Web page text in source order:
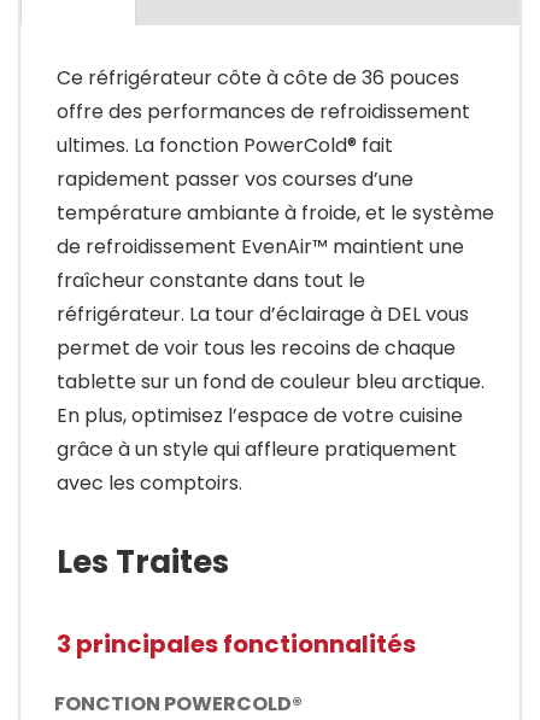
Ce réfrigérateur côte à côte de 36 pouces
offre des performances de refroidissement
ultimes. La fonction PowerCold® fait
rapidement passer vos courses d’une
température ambiante à froide, et le système
de refroidissement EvenAir™ maintient une
fraîcheur constante dans tout le
réfrigérateur. La tour d’éclairage à DEL vous
permet de voir tous les recoins de chaque
tablette sur un fond de couleur bleu arctique.
En plus, optimisez l’espace de votre cuisine
grâce à un style qui affleure pratiquement
avec les comptoirs.
Les Traites
3 principales fonctionnalités
FONCTION POWERCOLD®